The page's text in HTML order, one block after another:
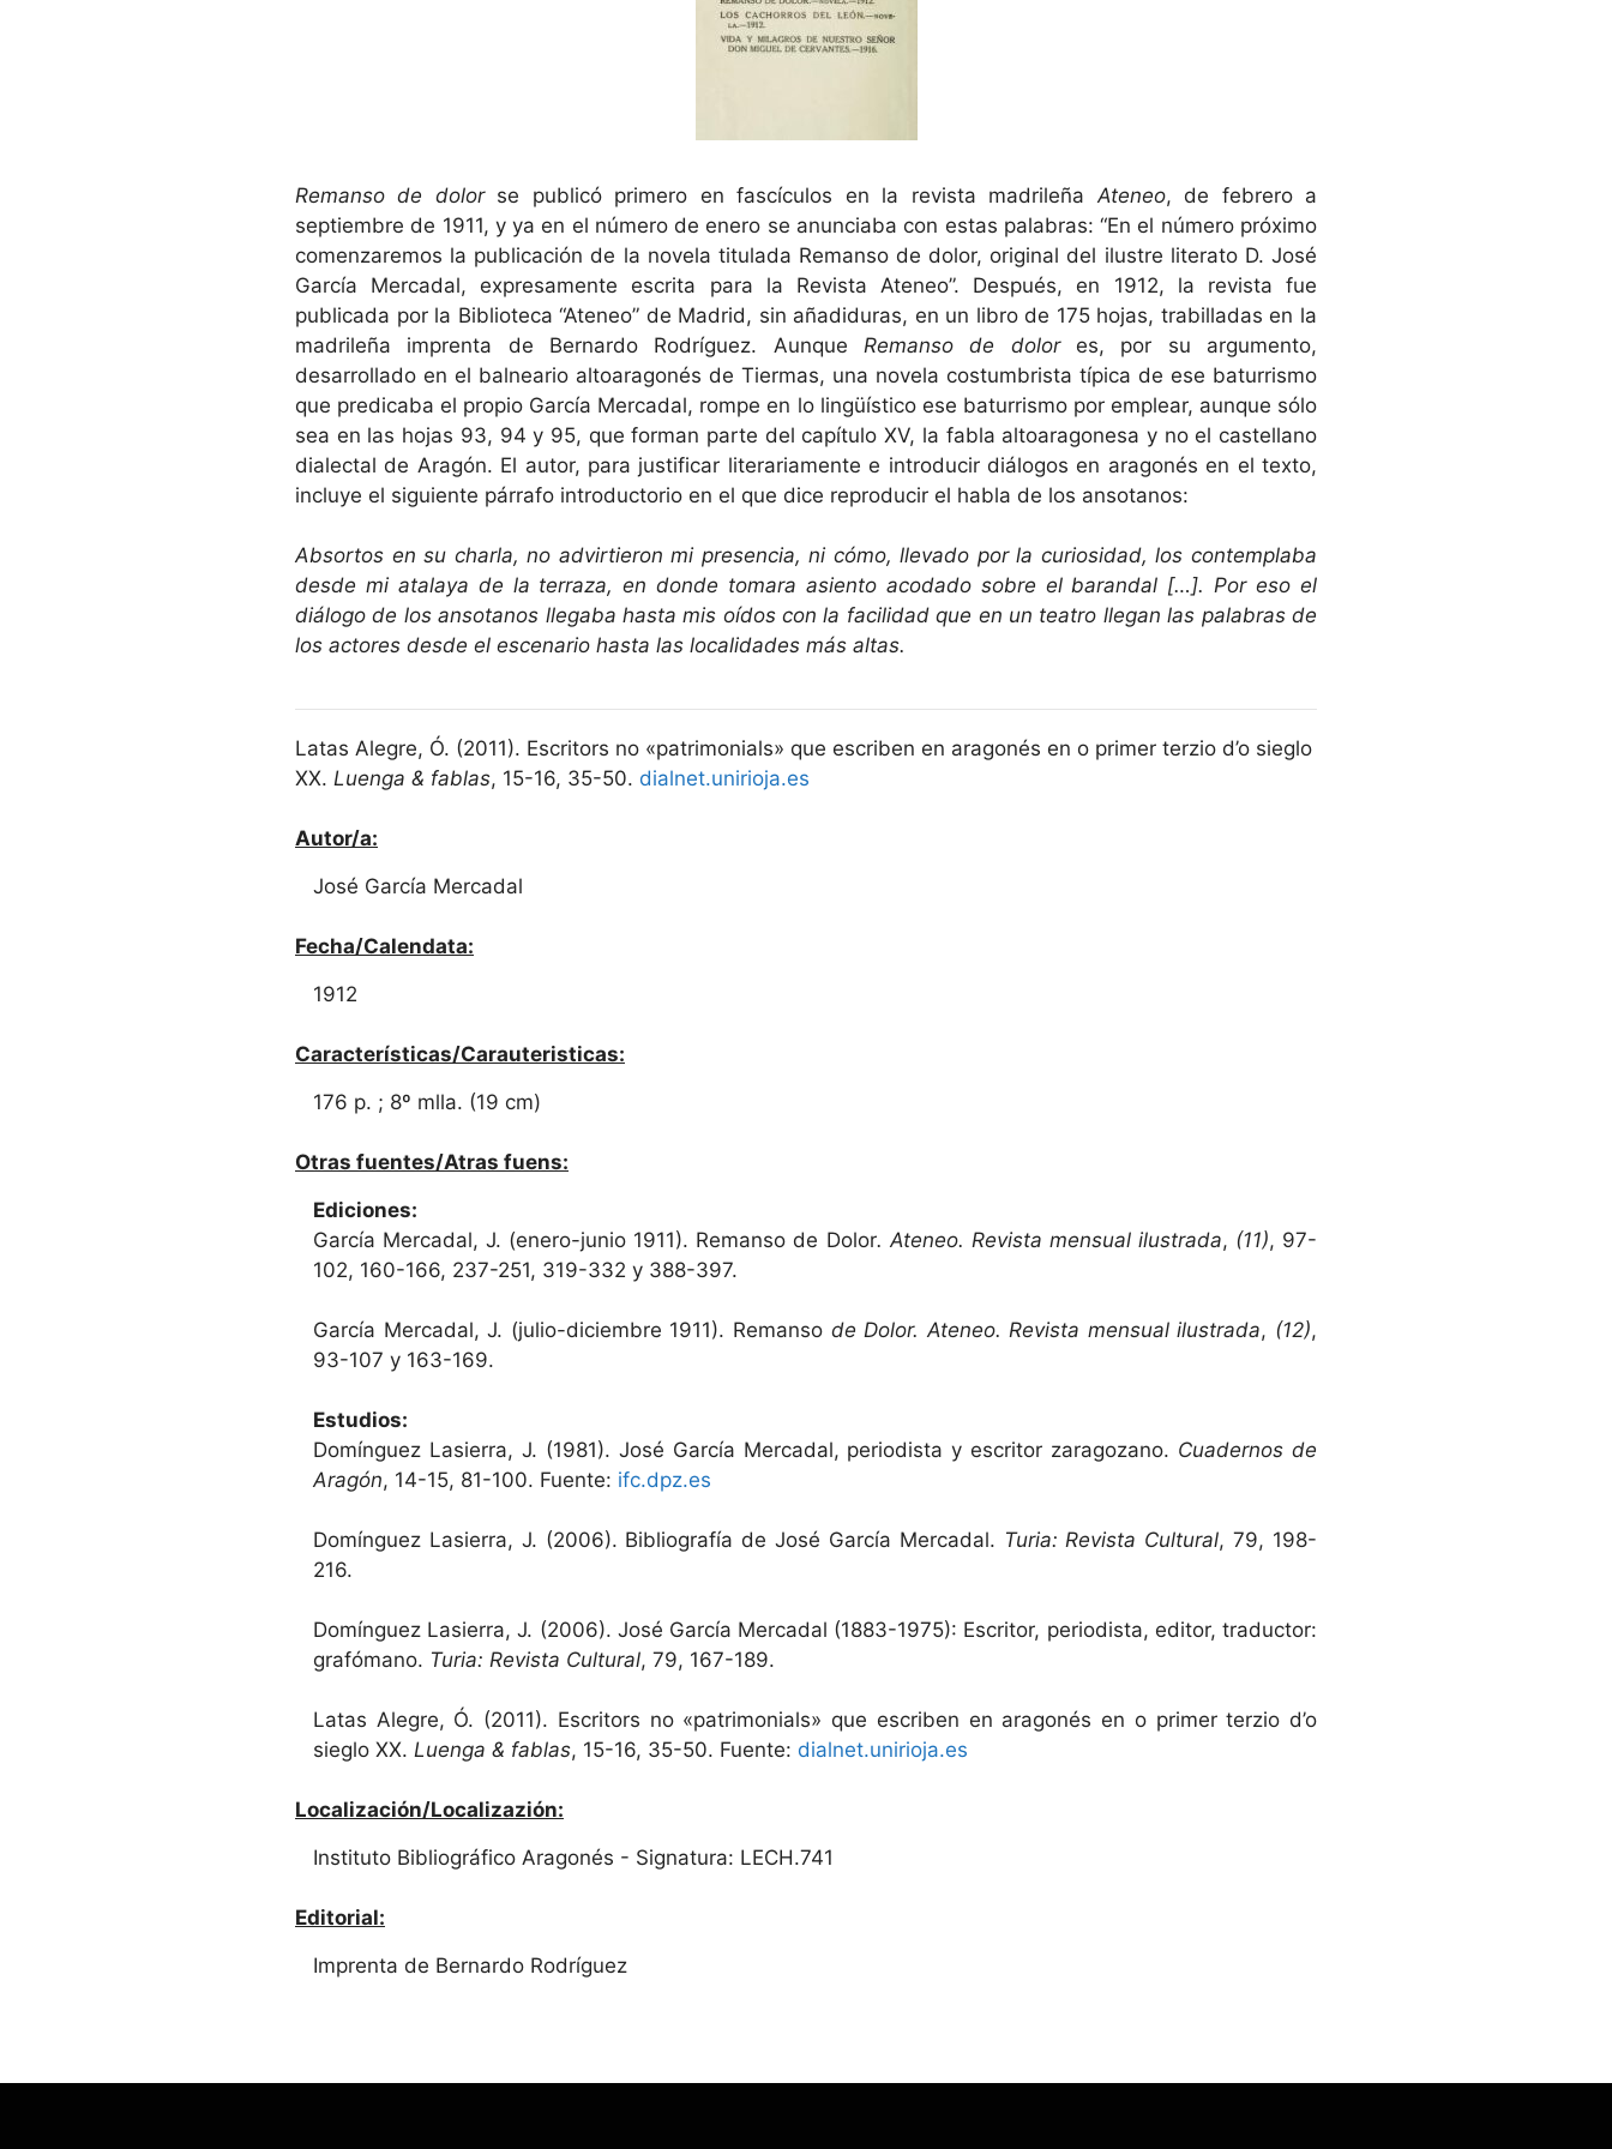
Remanso de dolorse publicó primero en fascículos en la revista madrileña Ateneo, de febrero a
septiembre de 1911, y ya en el número de enero se anunciaba con estas palabras: “En el número próximo
comenzaremos la publicación de la novela titulada Remanso de dolor, original del ilustre literato D. José
García Mercadal, expresamente escrita para la Revista Ateneo”. Después, en 1912, la revista fue
publicada por la Biblioteca “Ateneo” de Madrid, sin añadiduras, en un libro de 175 hojas, trabilladas en la
madrileña imprenta de Bernardo Rodríguez. Aunque Remanso de dolores, por su argumento,
desarrollado en el balneario altoaragonés de Tiermas, una novela costumbrista típica de ese baturrismo
que predicaba el propio García Mercadal, rompe en lo lingüístico ese baturrismo por emplear, aunque sólo
sea en las hojas 93, 94 y 95, que forman parte del capítulo XV, la fabla altoaragonesa y no el castellano
dialectal de Aragón. El autor, para justificar literariamente e introducir diálogos en aragonés en el texto,
incluye el siguiente párrafo introductorio en el que dice reproducir el habla de los ansotanos:
Absortos en su charla, no advirtieron mi presencia, ni cómo, llevado por la curiosidad, los contemplaba
desde mi atalaya de la terraza, en donde tomara asiento acodado sobre el barandal […]. Por eso el
diálogo de los ansotanos llegaba hasta mis oídos con la facilidad que en un teatro llegan las palabras de
los actores desde el escenario hasta las localidades más altas.
Latas Alegre, Ó. (2011). Escritors no «patrimonials» que escriben en aragonés en o primer terzio d’o sieglo
XX. Luenga & fablas, 15-16, 35-50. dialnet.unirioja.es
Autor/a:
José García Mercadal
Fecha/Calendata:
1912
Características/Carauteristicas:
176 p. ; 8º mlla. (19 cm)
Otras fuentes/Atras fuens:
Ediciones:
García Mercadal, J. (enero-junio 1911). Remanso de Dolor. Ateneo. Revista mensual ilustrada, (11), 97-
102, 160-166, 237-251, 319-332 y 388-397.
García Mercadal, J. (julio-diciembre 1911). Remanso de Dolor. Ateneo. Revista mensual ilustrada, (12),
93-107 y 163-169.
Estudios:
Domínguez Lasierra, J. (1981). José García Mercadal, periodista y escritor zaragozano. Cuadernos de
Aragón, 14-15, 81-100. Fuente: ifc.dpz.es
Domínguez Lasierra, J. (2006). Bibliografía de José García Mercadal. Turia: Revista Cultural, 79, 198-
216.
Domínguez Lasierra, J. (2006). José García Mercadal (1883-1975): Escritor, periodista, editor, traductor:
grafómano. Turia: Revista Cultural, 79, 167-189.
Latas Alegre, Ó. (2011). Escritors no «patrimonials» que escriben en aragonés en o primer terzio d’o
sieglo XX. Luenga & fablas, 15-16, 35-50. Fuente: dialnet.unirioja.es
Localización/Localizazión:
Instituto Bibliográfico Aragonés - Signatura: LECH.741
Editorial:
Imprenta de Bernardo Rodríguez